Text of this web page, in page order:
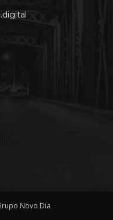
Novo Dia